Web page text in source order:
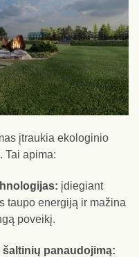
įtraukia ekologinio
Tai apima:
įdiegiant
taupo energiją ir mažina
poveikį.
panaudojimą: